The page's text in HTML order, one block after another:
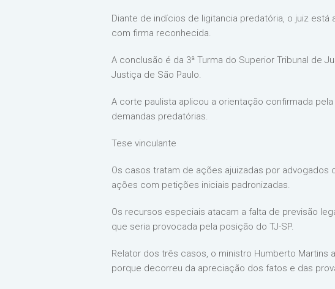
Diante de indícios de ligitancia predatória, o juiz
com firma reconhecida.
A conclusão é da 3ª Turma do Superior Tribunal de
Justiça de São Paulo.
A corte paulista aplicou a orientação confirmada
demandas predatórias.
Tese vinculante
Os casos tratam de ações ajuizadas por
ações com petições iniciais padronizadas.
Os recursos especiais atacam a falta de previsão
que seria provocada pela posição do TJ-SP.
Relator dos três casos, o ministro Humberto Martins
porque decorreu da apreciação dos fatos e das